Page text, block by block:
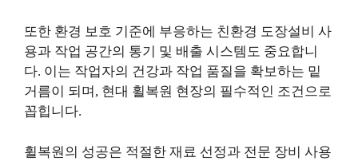
또한 환경 보호 기준에 부응하는 친환경 도장설비 사
용과 작업 공간의 통기 및 배출 시스템도 중요합니
다. 이는 작업자의 건강과 작업 품질을 확보하는 밑
거름이 되며, 현대 휠복원 현장의 필수적인 조건으로
꼽힙니다.
휠복원의 성공은 적절한 재료 선정과 전문 장비 사용